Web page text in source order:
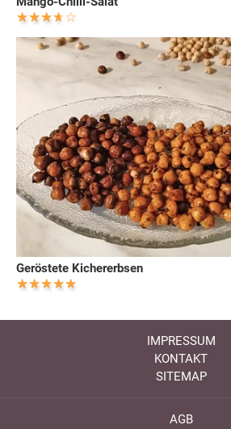
Geröstete Kichererbsen
IMPRESSUM
KONTAKT
SITEMAP
AGB